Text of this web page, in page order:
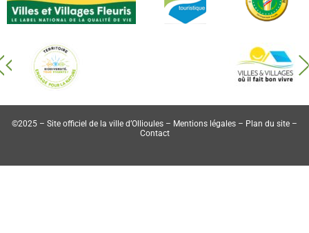
©2025 – Site officiel de la ville d’Ollioules – Mentions légales – Plan du site –
Contact